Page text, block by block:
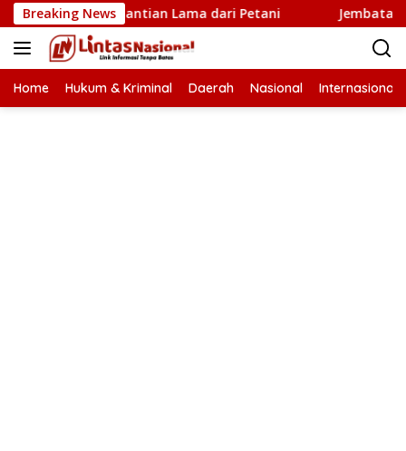
Langsung
ke
konten
Breaking News
Baru Penantian Lama dari Petani Jembatan
Home Hukum & Kriminal Daerah Nasional Internasional